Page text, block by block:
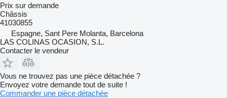
Prix sur demande
Châssis
41030855
Espagne, Sant Pere Molanta, Barcelona
LAS COLINAS OCASION, S.L.
Contacter le vendeur
Vous ne trouvez pas une pièce détachée ?
Envoyez votre demande tout de suite !
Commander une pièce détachée